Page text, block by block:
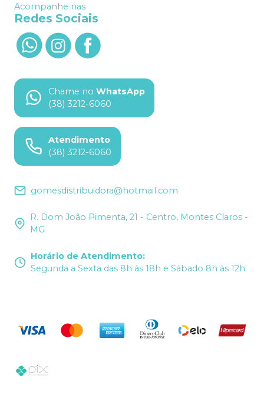
Acompanhe nas
Redes Sociais
Chame no WhatsApp
(38) 3212-6060
Atendimento
(38) 3212-6060
gomesdistribuidora@hotmail.com
R. Dom João Pimenta, 21 - Centro, Montes Claros -
MG
Horário de Atendimento:
Segunda a Sexta das 8h às 18h e Sábado 8h às 12h